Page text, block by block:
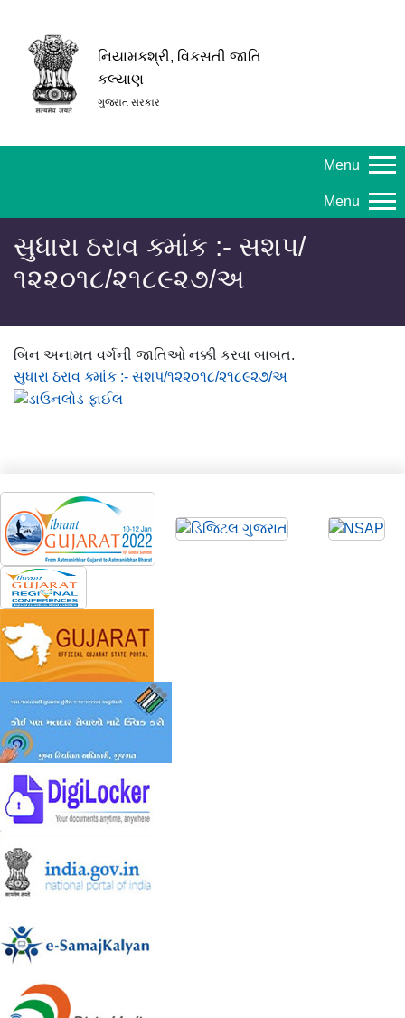
નિયામકશ્રી, વિકસતી જાતિ
કલ્યાણ
ગુજરાત સરકાર
Menu
Menu
સુધારા ઠરાવ ક્માંક :- સશપ/
૧૨૨૦૧૮/૨૧૮૯૨૭/અ
બિન અનામત વર્ગની જાતિઓ નક્કી કરવા બાબત.
સુધારા ઠરાવ ક્માંક :- સશપ/૧૨૨૦૧૮/૨૧૮૯૨૭/અ